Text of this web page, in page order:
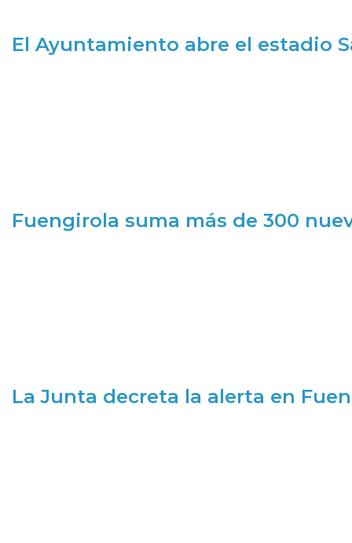
El Ayuntamiento abre el estadio
Fuengirola suma más de 300
La Junta decreta la alerta en